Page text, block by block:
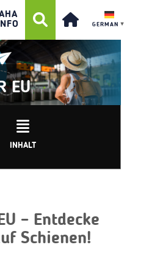
GERMAN ▼
EU
INHALT
– Entdecke
Schienen!